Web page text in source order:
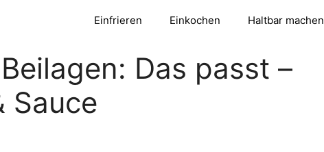
Einfrieren Einkochen Haltbar machen
Das passt –
Sauce